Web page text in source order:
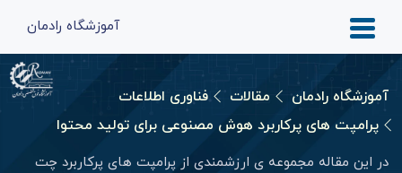
آموزشگاه رادمان
آموزشگاه رادمان مقالات
فناوری اطلاعات
پرامپت های پرکاربرد هوش مصنوعی برای تولید محتوا
در این مقاله مجموعه ی ارزشمندی از پرامپت های پرکاربرد چت